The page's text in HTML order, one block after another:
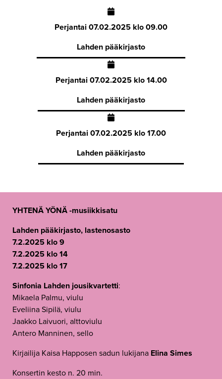
Perjantai07.02.2025 klo 09.00
Lahden pääkirjasto
Perjantai07.02.2025 klo 14.00
Lahden pääkirjasto
Perjantai07.02.2025 klo 17.00
Lahden pääkirjasto
YHTENÄ YÖNÄ -musiikkisatu
Lahden pääkirjasto, lastenosasto
7.2.2025 klo 9
7.2.2025 klo 14
7.2.2025 klo 17
Sinfonia Lahden jousikvartetti:
Mikaela Palmu, viulu
Eveliina Sipilä, viulu
Jaakko Laivuori, alttoviulu
Antero Manninen, sello
Kirjailija Kaisa Happosen sadun lukijana Elina Simes
Konsertin kesto n. 20 min.